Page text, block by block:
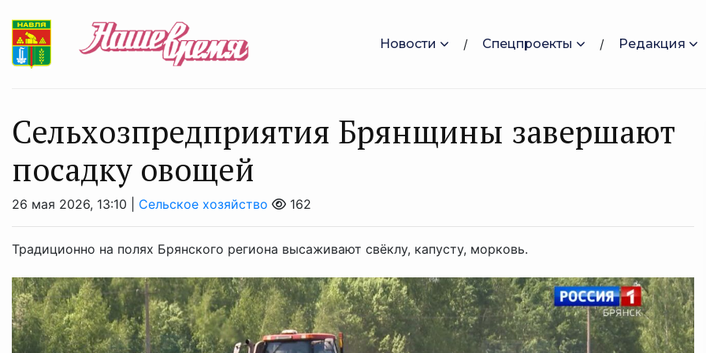
Новости Спецпроекты Редакция
Сельхозпредприятия Брянщины завершают
посадку овощей
26 мая 2026, 13:10 | Сельское хозяйство 162
Традиционно на полях Брянского региона высаживают свёклу, капусту, морковь.